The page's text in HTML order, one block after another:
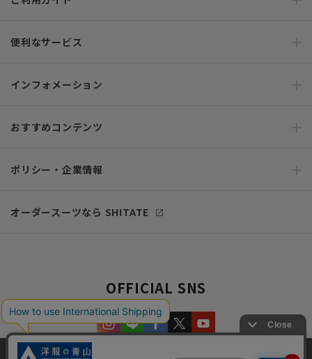
便利なサービス
インフォメーション
おすすめコンテンツ
ポリシー・企業情報
オーダースーツなら SHITATE
OFFICIAL SNS